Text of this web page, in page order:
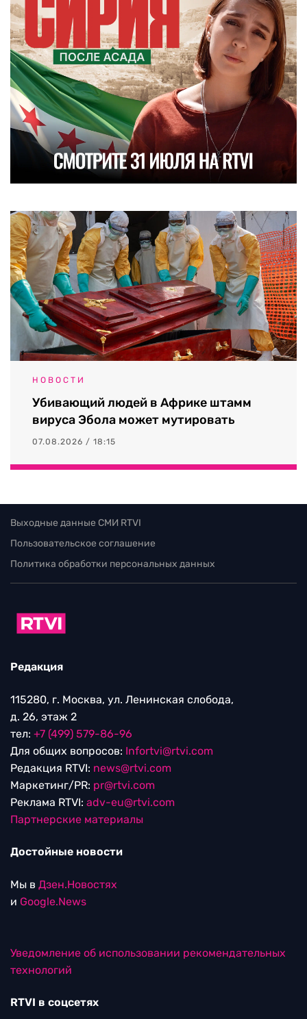
НОВОСТИ
Убивающий людей в Африке штамм
вируса Эбола может мутировать
07.08.2026 / 18:15
Выходные данные СМИ RTVI
Пользовательское соглашение
Политика обработки персональных данных
Редакция
115280, г. Москва, ул. Ленинская слобода,
д. 26, этаж 2
тел: +7 (499) 579-86-96
Для общих вопросов: Infortvi@rtvi.com
Редакция RTVI: news@rtvi.com
Маркетинг/PR: pr@rtvi.com
Реклама RTVI: adv-eu@rtvi.com
Партнерские материалы
Достойные новости
Мы в Дзен.Новостях
и Google.News
Уведомление об использовании рекомендательных
технологий
RTVI в соцсетях